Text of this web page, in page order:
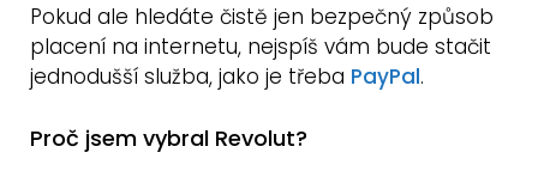
Pokud ale hledáte čistě jen bezpečný způsob
placení na internetu, nejspíš vám bude stačit
jednodušší služba, jako je třeba PayPal.
Proč jsem vybral Revolut?